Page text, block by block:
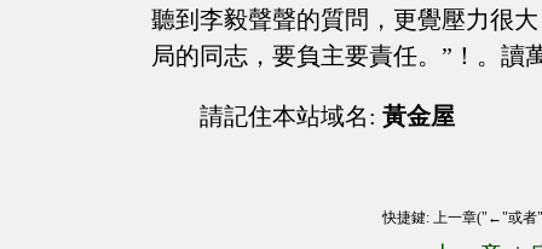
聽到李毅聲聲的質問，更覺壓力很
局的同志，要負主要責任。”！。讀
請記住本站域名: 黃金屋
快捷鍵: 上一章("←"或